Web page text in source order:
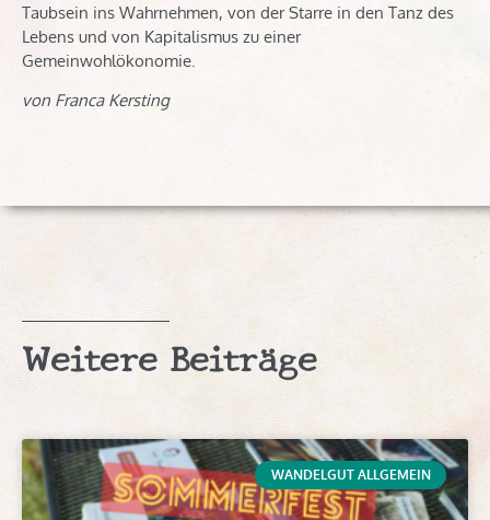
Taubsein ins Wahrnehmen, von der Starre in den Tanz des
Lebens und von Kapitalismus zu einer
Gemeinwohlökonomie.
von Franca Kersting
Weitere Beiträge
WANDELGUT ALLGEMEIN